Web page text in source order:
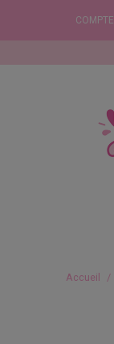
Accueil